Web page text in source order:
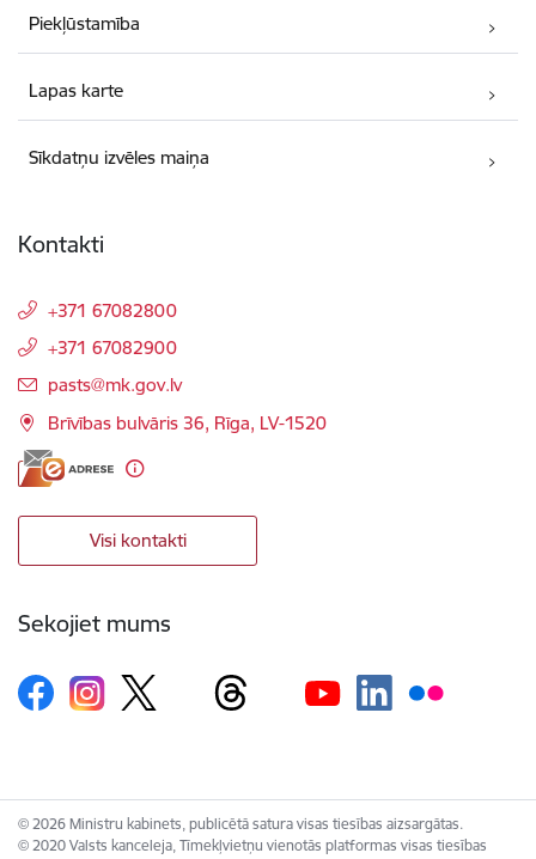
Piekļūstamība
Lapas karte
Sīkdatņu izvēles maiņa
Kontakti
+371 67082800
+371 67082900
E-pasts:
pasts@mk.gov.lv
Brīvības bulvāris 36, Rīga, LV-1520
Visi kontakti
Sekojiet mums
© 2026 Ministru kabinets, publicētā satura visas tiesības aizsargātas.
© 2020 Valsts kanceleja, Tīmekļvietņu vienotās platformas visas tiesības